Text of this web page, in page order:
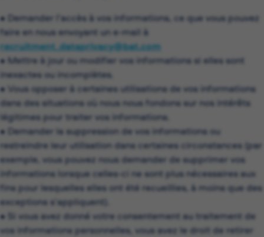
• Demander l’accès à vos informations, ce que vous pouvez
faire en nous envoyant un e-mail à
recruitment_dataprivacy@bat.com
• Mettre à jour ou modifier vos informations si elles sont
inexactes ou incomplètes.
• Vous opposer à certaines utilisations de vos informations
dans des situations où nous nous fondons sur nos intérêts
légitimes pour traiter vos informations.
• Demander la suppression de vos informations ou
restreindre leur utilisation dans certaines circonstances (par
exemple, vous pouvez nous demander de supprimer vos
informations lorsque celles-ci ne sont plus nécessaires aux
fins pour lesquelles elles ont été recueillies, à moins que des
exceptions s’appliquent).
• Si vous avez donné votre consentement au traitement de
vos informations personnelles, vous avez le droit de retirer